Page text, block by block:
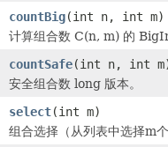
countBig(int n, int m)
计算组合数 C(n, m) 的
countSafe(int n, int
安全组合数 long 版本。
select(int m)
组合选择（从列表中选择m